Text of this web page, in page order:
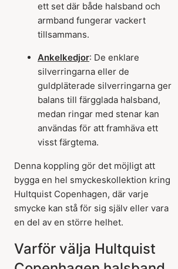
ett set där både halsband och
armband fungerar vackert
tillsammans.
Ankelkedjor: De enklare
silverringarna eller de
guldpläterade silverringarna ger
balans till färgglada halsband,
medan ringar med stenar kan
användas för att framhäva ett
visst färgtema.
Denna koppling gör det möjligt att
bygga en hel smyckeskollektion kring
Hultquist Copenhagen, där varje
smycke kan stå för sig själv eller vara
en del av en större helhet.
Varför välja Hultquist